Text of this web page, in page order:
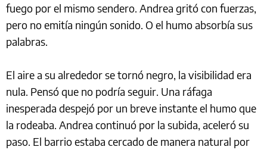
fuego por el mismo sendero. Andrea gritó con fuerzas,
pero no emitía ningún sonido. O el humo absorbía sus
palabras.
El aire a su alrededor se tornó negro, la visibilidad era
nula. Pensó que no podría seguir. Una ráfaga
inesperada despejó por un breve instante el humo que
la rodeaba. Andrea continuó por la subida, aceleró su
paso. El barrio estaba cercado de manera natural por